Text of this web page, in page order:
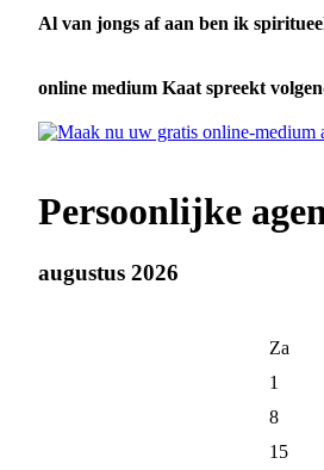
Al van jongs af aan ben ik
online medium Kaat spreekt
Persoonlijke
augustus 2026
Za
1
8
15